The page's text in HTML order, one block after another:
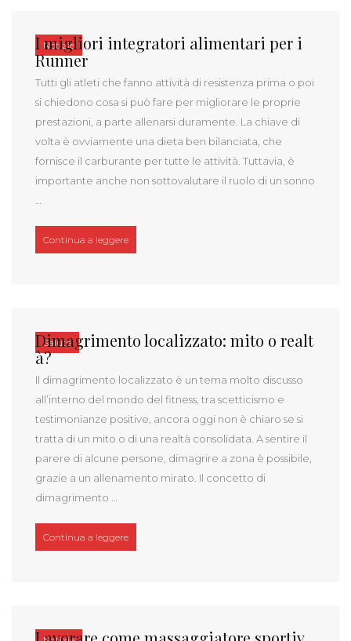
Notizie
I migliori integratori alimentari per i
Runner
Tutti gli atleti che fanno attività di resistenza prima o poi
si chiedono cosa si può fare per migliorare le proprie
prestazioni, a parte allenarsi duramente. La chiave di
volta è ovviamente una dieta ben bilanciata, che
fornisce il carburante per tutte le attività. Tuttavia, è
importante anche non sottovalutare il ruolo di un sonno
Continua a leggere“I migliori integratori alimentari per i Runner”
Salute
Dimagrimento localizzato: mito o realt
à?
Il dimagrimento localizzato è un tema molto discusso
all’interno del mondo del fitness, tra scetticismo e
testimonianze positive, ancora oggi non è chiaro se si
tratta di un mito o di una realtà consolidata. A sentire il
parere di alcune persone, dimagrire a zona è possibile,
grazie a un allenamento mirato. Il concetto di
dimagrimento …
Continua a leggere“Dimagrimento localizzato: mito o realtà?”